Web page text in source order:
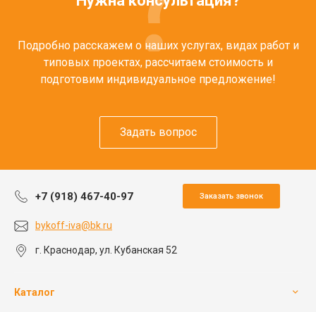
Подробно расскажем о наших услугах, видах работ и
типовых проектах, рассчитаем стоимость и
подготовим индивидуальное предложение!
Задать вопрос
+7 (918) 467-40-97 Заказать звонок
bykoff-iva@bk.ru
г. Краснодар, ул. Кубанская 52
Каталог